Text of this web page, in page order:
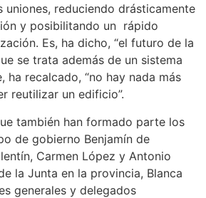
uniones, reduciendo drásticamente
y posibilitando un rápido
Es, ha dicho, “el futuro de la
se trata además de un sistema
ha recalcado, “no hay nada más
reutilizar un edificio”.
también han formado parte los
de gobierno Benjamín de
Carmen López y Antonio
la Junta en la provincia, Blanca
generales y delegados